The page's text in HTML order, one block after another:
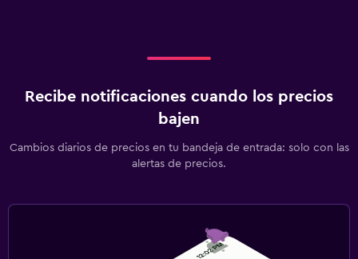
Recibe notificaciones cuando los precios
bajen
Cambios diarios de precios en tu bandeja de entrada: solo con las
alertas de precios.